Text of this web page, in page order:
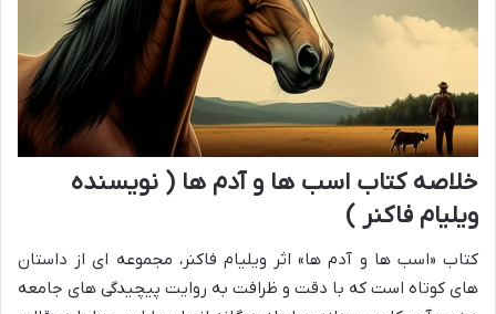
خلاصه کتاب اسب ها و آدم ها ( نویسنده
ویلیام فاکنر )
کتاب «اسب ها و آدم ها» اثر ویلیام فاکنر، مجموعه ای از داستان
های کوتاه است که با دقت و ظرافت به روایت پیچیدگی های جامعه